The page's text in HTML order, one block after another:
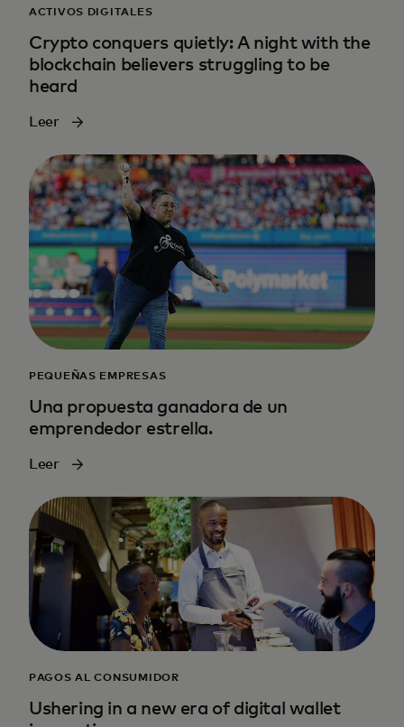
ACTIVOS DIGITALES
Crypto conquers quietly: A night with the
blockchain believers struggling to be
heard
Leer
PEQUEÑAS EMPRESAS
Una propuesta ganadora de un
emprendedor estrella.
Leer
PAGOS AL CONSUMIDOR
Ushering in a new era of digital wallet